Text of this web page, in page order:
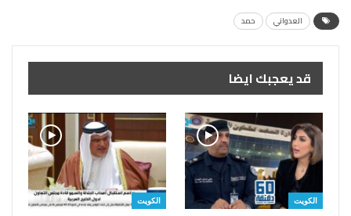
العدواني حمد
قد يعجبك ايضا
الكويت الكويت